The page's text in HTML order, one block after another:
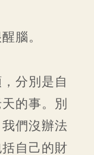
腦。
分別是自
的事。別
們沒辦法
自己的財